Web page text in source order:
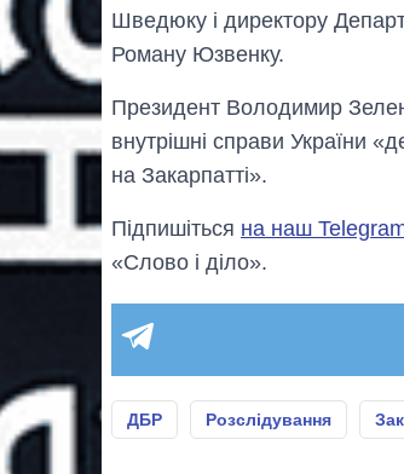
Шведюку і директору
Роману Юзвенку.
Президент Володимир
внутрішні справи України
на Закарпатті».
Підпишіться на наш
«Слово і діло».
ДБР Розслідування